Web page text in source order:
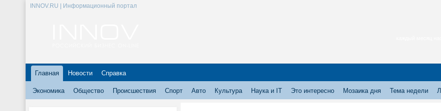
INNOV.RU | Информационный портал
Главная Новости Справка
Экономика Общество Происшествия Спорт Авто Культура Наука и IT Это интересно Мозаика дня Тема недели